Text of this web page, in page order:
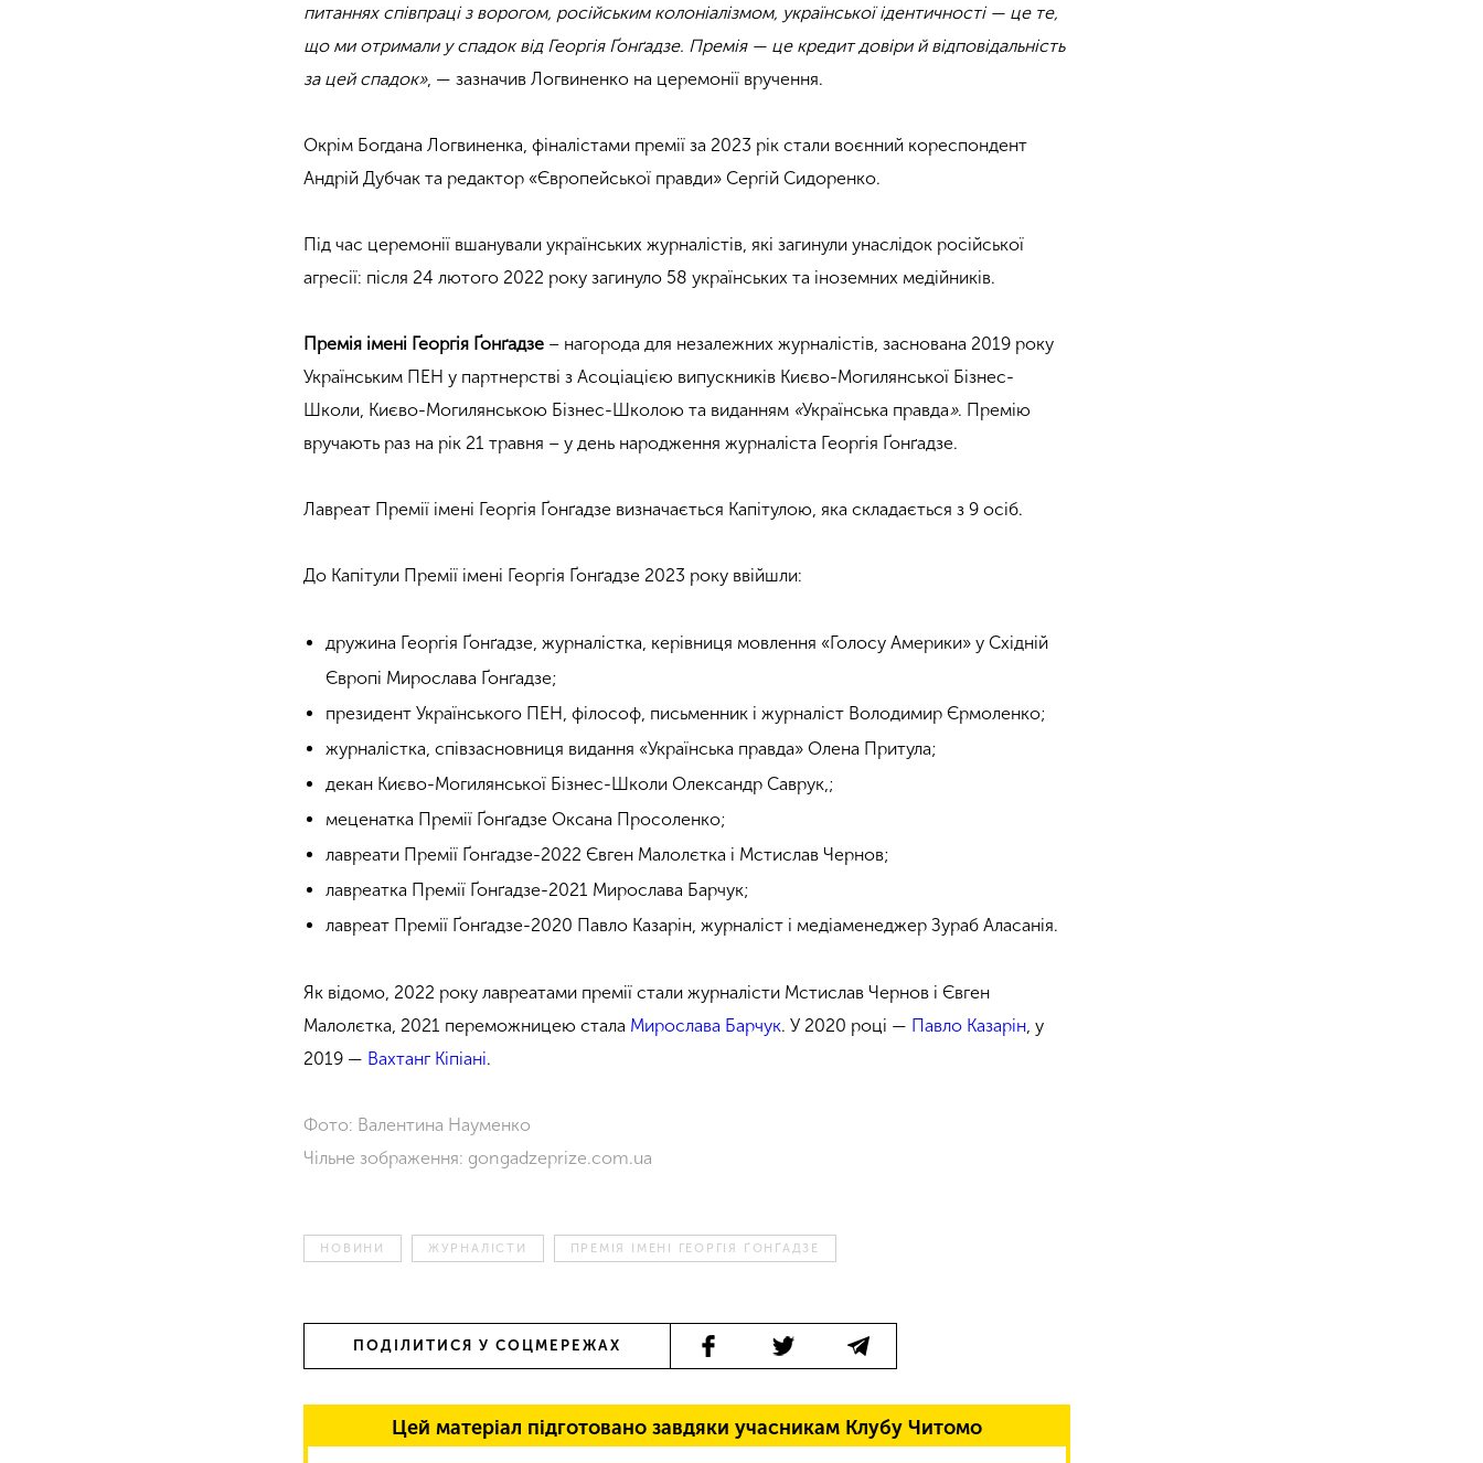
питаннях співпраці з ворогом, російським колоніалізмом, української ідентичності — це те,
що ми отримали у спадок від Георгія Ґонґадзе. Премія — це кредит довіри й відповідальність
за цей спадок», — зазначив Логвиненко на церемонії вручення.
Окрім Богдана Логвиненка, фіналістами премії за 2023 рік стали воєнний кореспондент
Андрій Дубчак та редактор «Європейської правди» Сергій Сидоренко.
Під час церемонії вшанували українських журналістів, які загинули унаслідок російської
агресії: після 24 лютого 2022 року загинуло 58 українських та іноземних медійників.
Премія імені Георгія Ґонґадзе – нагорода для незалежних журналістів, заснована 2019 року
Українським ПЕН у партнерстві з Асоціацією випускників Києво-Могилянської Бізнес-
Школи, Києво-Могилянською Бізнес-Школою та виданням «Українська правда». Премію
вручають раз на рік 21 травня – у день народження журналіста Георгія Ґонґадзе.
Лавреат Премії імені Георгія Ґонґадзе визначається Капітулою, яка складається з 9 осіб.
До Капітули Премії імені Георгія Ґонґадзе 2023 року ввійшли:
дружина Георгія Ґонґадзе, журналістка, керівниця мовлення «Голосу Америки» у Східній
Європі Мирослава Ґонґадзе;
президент Українського ПЕН, філософ, письменник і журналіст Володимир Єрмоленко;
журналістка, співзасновниця видання «Українська правда» Олена Притула;
декан Києво-Могилянської Бізнес-Школи Олександр Саврук,;
меценатка Премії Ґонґадзе Оксана Просоленко;
лавреати Премії Ґонґадзе-2022 Євген Малолєтка і Мстислав Чернов;
лавреатка Премії Ґонґадзе-2021 Мирослава Барчук;
лавреат Премії Ґонґадзе-2020 Павло Казарін, журналіст і медіаменеджер Зураб Аласанія.
Як відомо, 2022 року лавреатами премії стали журналісти Мстислав Чернов і Євген
Малолєтка, 2021 переможницею стала Мирослава Барчук. У 2020 році — Павло Казарін , у
2019 — Вахтанг Кіпіані.
Фото: Валентина Науменко
Чільне зображення: gongadzeprize.com.ua
НОВИНИ ЖУРНАЛІСТИ ПРЕМІЯ ІМЕНІ ГЕОРГІЯ ҐОНҐАДЗЕ
ПОДІЛИТИСЯ У СОЦМЕРЕЖАХ
Цей матеріал підготовано завдяки учасникам Клубу Читомо